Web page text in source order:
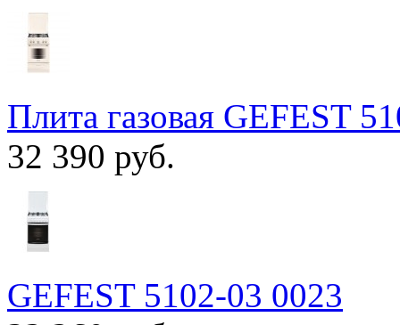
Плита газовая GEFEST
32 390 руб.
GEFEST 5102-03 0023